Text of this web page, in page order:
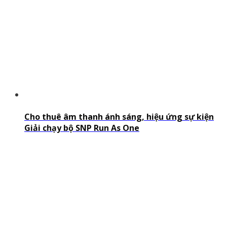
Cho thuê âm thanh ánh sáng, hiệu ứng sự kiện
Giải chạy bộ SNP Run As One